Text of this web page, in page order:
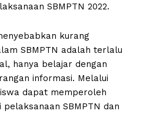
SBMPTN 2022.
kurang
SBMPTN adalah terlalu
hanya belajar dengan
informasi. Melalui
dapat memperoleh
SBMPTN dan